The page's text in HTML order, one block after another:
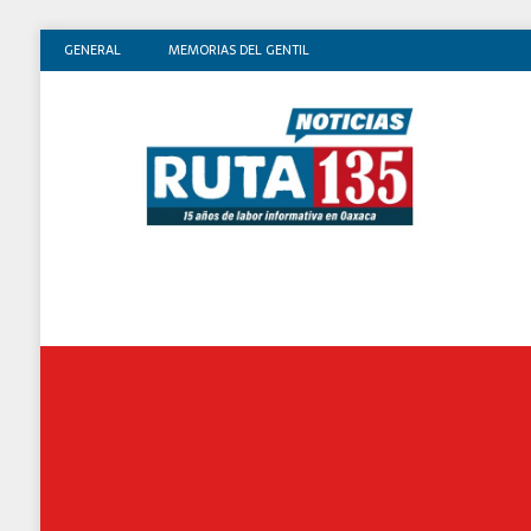
GENERAL MEMORIAS DEL GENTIL